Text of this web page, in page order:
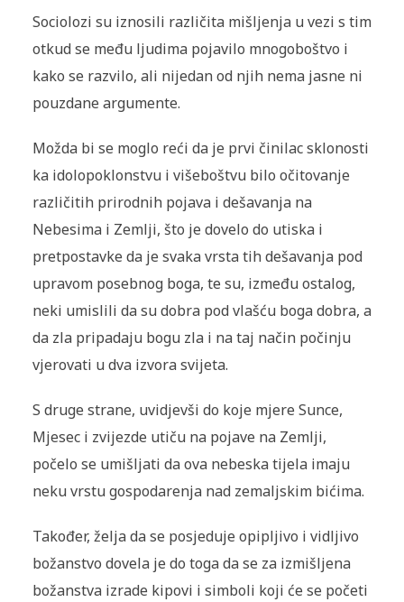
Sociolozi su iznosili različita mišljenja u vezi s tim
otkud se među ljudima pojavilo mnogoboštvo i
kako se razvilo, ali nijedan od njih nema jasne ni
pouzdane argumente.
Možda bi se moglo reći da je prvi činilac sklonosti
ka idolopoklonstvu i višeboštvu bilo očitovanje
različitih prirodnih pojava i dešavanja na
Nebesima i Zemlji, što je dovelo do utiska i
pretpostavke da je svaka vrsta tih dešavanja pod
upravom posebnog boga, te su, između ostalog,
neki umislili da su dobra pod vlašću boga dobra, a
da zla pripadaju bogu zla i na taj način počinju
vjerovati u dva izvora svijeta.
S druge strane, uvidjevši do koje mjere Sunce,
Mjesec i zvijezde utiču na pojave na Zemlji,
počelo se umišljati da ova nebeska tijela imaju
neku vrstu gospodarenja nad zemaljskim bićima.
Također, želja da se posjeduje opipljivo i vidljivo
božanstvo dovela je do toga da se za izmišljena
božanstva izrade kipovi i simboli koji će se početi